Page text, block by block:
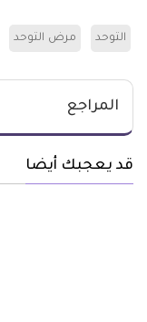
التوحد مرض التوحد
المراجع
قد يعجبك أيضا